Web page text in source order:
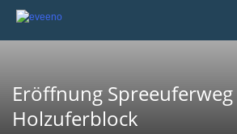
Eröffnung Spreeuferweg
Holzuferblock